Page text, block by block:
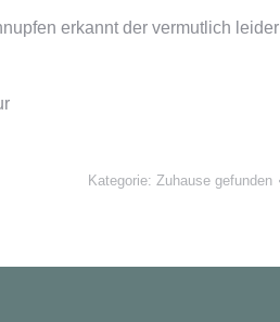
erkannt der vermutlich
Kategorie: Zuhause gefunden